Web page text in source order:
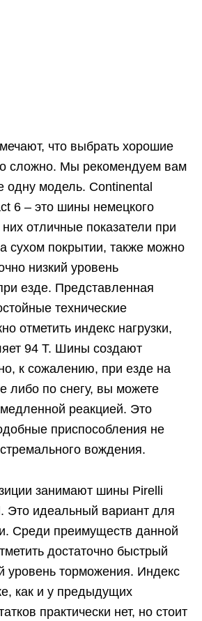
что выбрать хорошие
сложно. Мы рекомендуем вам
одну модель. Continental
6 – это шины немецкого
отличные показатели при
сухом покрытии, также можно
низкий уровень
езде. Представленная
технические
отметить индекс нагрузки,
94 Т. Шины создают
к сожалению, при езде на
либо по снегу, вы можете
реакцией. Это
приспособления не
вождения.
занимают шины Pirelli
Это идеальный вариант для
Среди преимуществ данной
достаточно быстрый
уровень торможения. Индекс
как и у предыдущих
практически нет, но стоит